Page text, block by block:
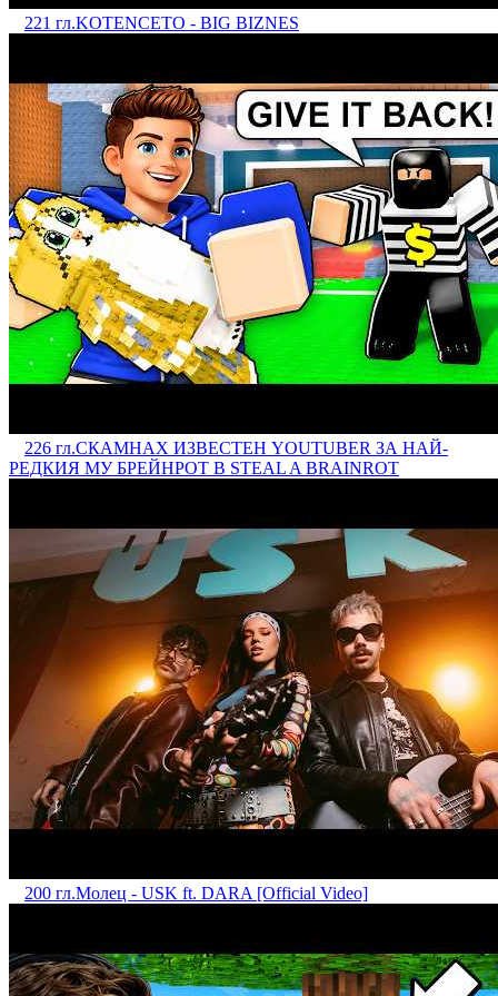
221 гл.KOTENCETO - BIG BIZNES
226 гл.СКАМНАХ ИЗВЕСТЕН YOUTUBER ЗА НАЙ-
РЕДКИЯ МУ БРЕЙНРОТ В STEAL A BRAINROT
200 гл.Mолец - USK ft. DARA [Official Video]